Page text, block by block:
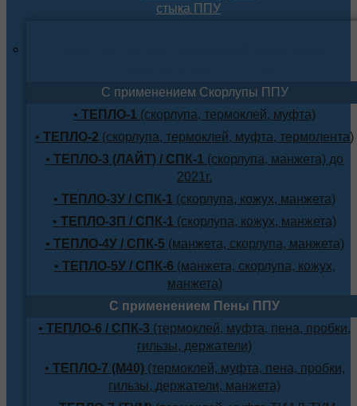
стыка ППУ
С применением Скорлупы ППУ
• ТЕПЛО-1 (скорлупа, термоклей, муфта)
• ТЕПЛО-2 (скорлупа, термоклей, муфта, термолента)
• ТЕПЛО-3 (ЛАЙТ) / СПК-1 (скорлупа, манжета) до
2021г.
• ТЕПЛО-3У / СПК-1 (скорлупа, кожух, манжета)
• ТЕПЛО-3П / СПК-1 (скорлупа, кожух, манжета)
• ТЕПЛО-4У / СПК-5 (манжета, скорлупа, манжета)
• ТЕПЛО-5У / СПК-6 (манжета, скорлупа, кожух,
манжета)
С применением Пены ППУ
• ТЕПЛО-6 / СПК-3 (термоклей, муфта, пена, пробки,
гильзы, держатели)
• ТЕПЛО-7 (М40)(термоклей, муфта, пена, пробки,
гильзы, держатели, манжета)